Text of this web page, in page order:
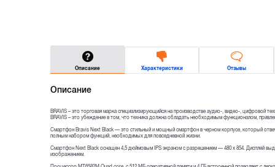
Описание Характеристики Отзывы
Описание
BRAVIS – это торговая марка специализирующийся на производстве аудио-, видео-, цифровой
BRAVIS – это убеждение в том, что техника должна обладать необходимым функционалом,
Смартфон Bravis Next Black — это стильный и мощный смартфон в черном корпусе, который
полным набором функций, необходимых для повседневной жизни.
Смартфон Next Black оснащен 4,5 дюймовым IPS экраном с разрешением — 480 х 854. Дисплей
изображением.